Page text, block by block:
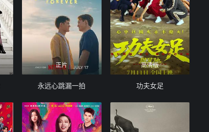
正片
永远心跳漏一拍
高清版
功夫女足